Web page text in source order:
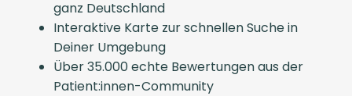
ganz Deutschland
Interaktive Karte zur schnellen Suche in
Deiner Umgebung
Über 35.000 echte Bewertungen aus der
Patient:innen-Community